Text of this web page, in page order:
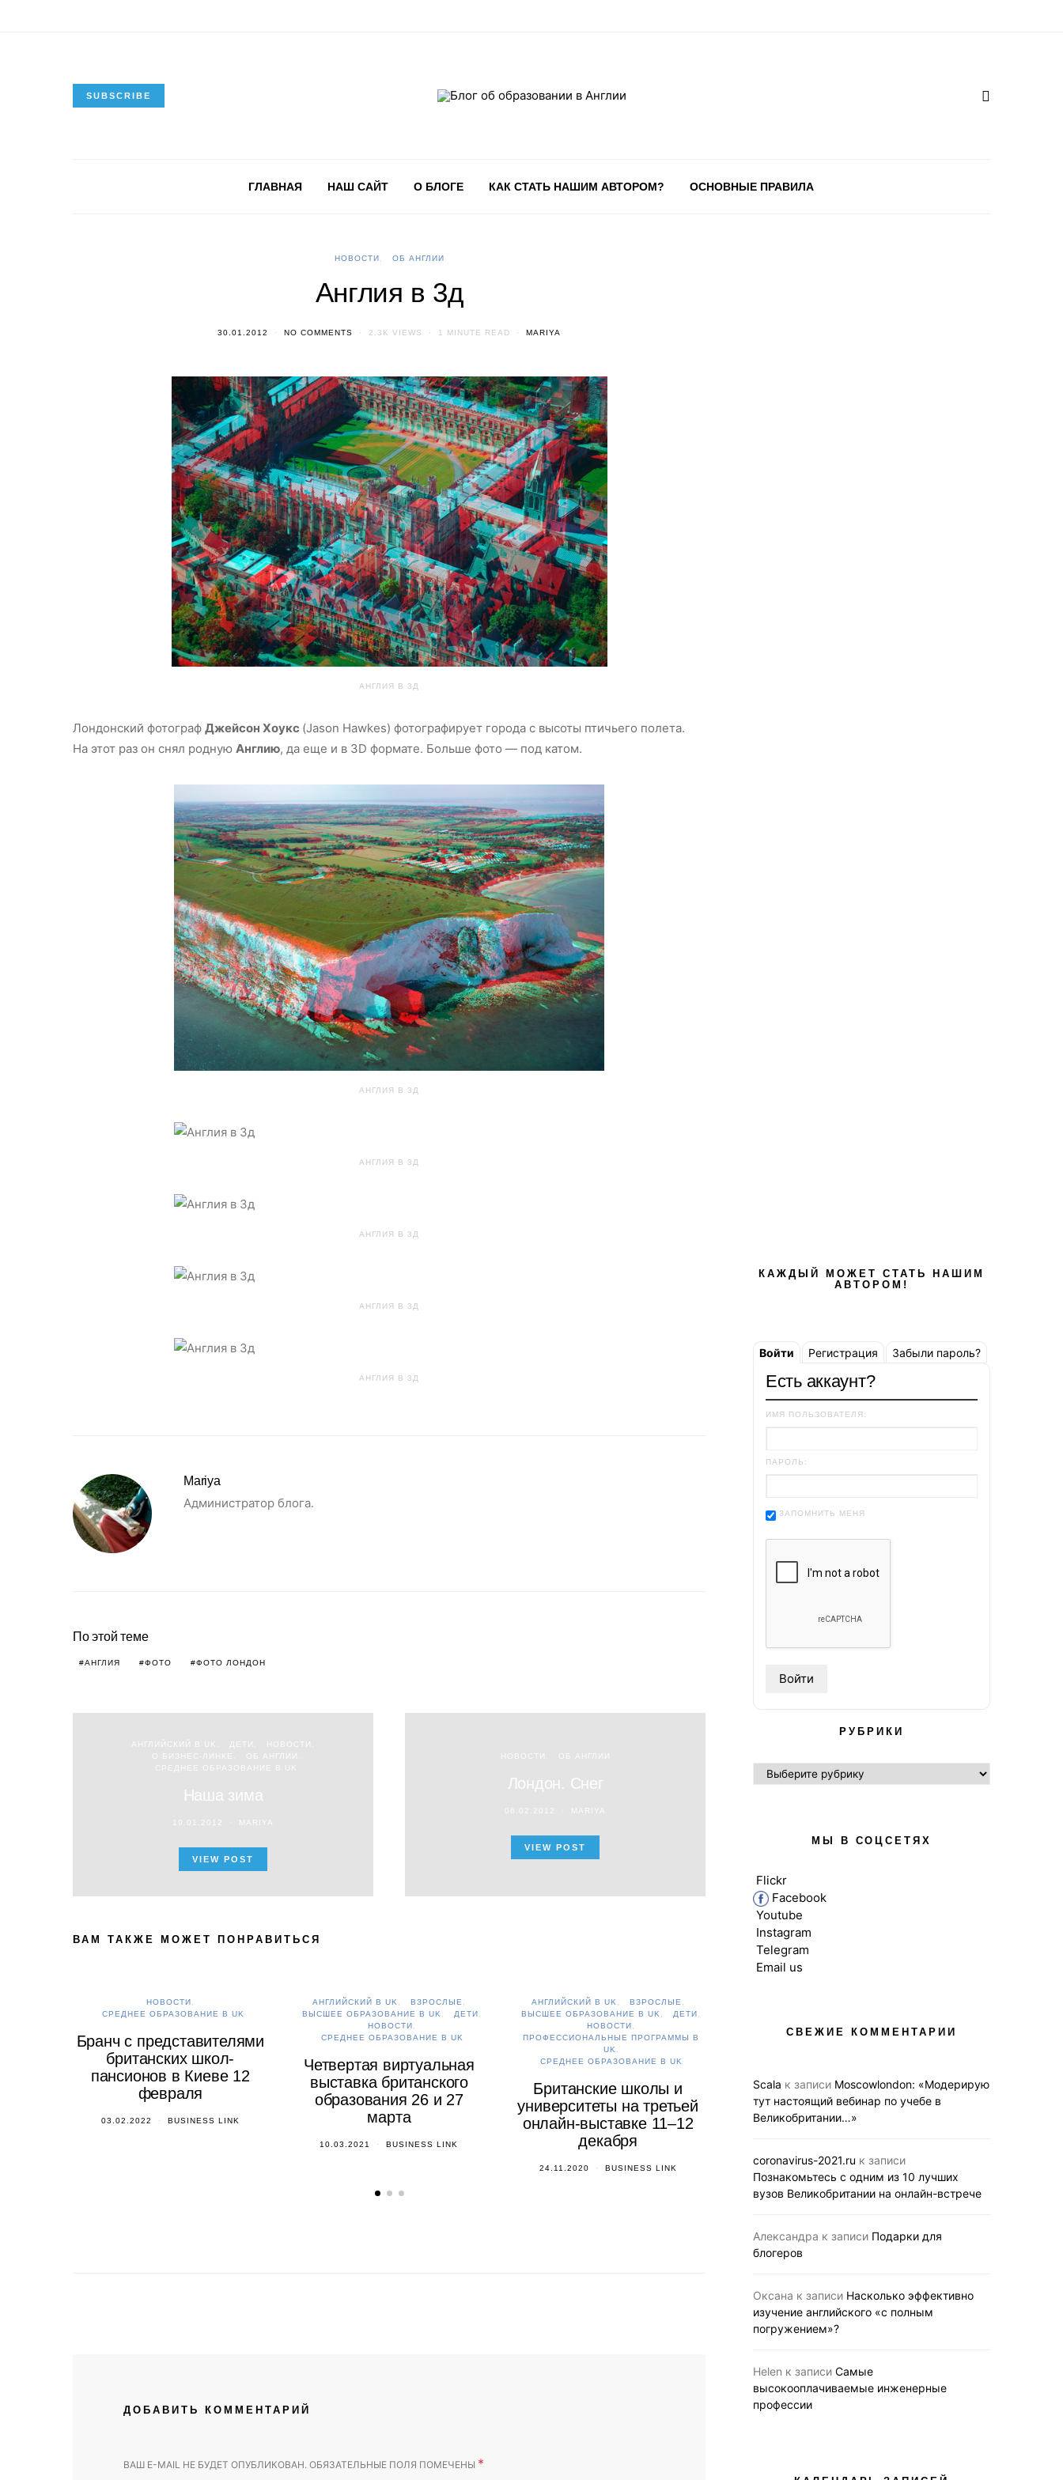
SUBSCRIBE
ГЛАВНАЯ НАШ САЙТ О БЛОГЕ КАК СТАТЬ НАШИМ АВТОРОМ? ОСНОВНЫЕ ПРАВИЛА
НОВОСТИ ОБ АНГЛИИ
Англия в 3д
30.01.2012 NO COMMENTS 2.3K VIEWS 1 MINUTE READ MARIYA
АНГЛИЯ В 3Д
Лондонский фотограф Джейсон Хоукс (Jason Hawkes) фотографирует города с высоты птичьего полета.
На этот раз он снял родную Англию, да еще и в 3D формате. Больше фото — под катом.
АНГЛИЯ В 3Д
АНГЛИЯ В 3Д
АНГЛИЯ В 3Д
АНГЛИЯ В 3Д
АНГЛИЯ В 3Д
Mariya
Администратор блога.
По этой теме
АНГЛИЯ ФОТО ФОТО ЛОНДОН
АНГЛИЙСКИЙ В UK ДЕТИ
О БИЗНЕС-ЛИНКЕ
ОБ АНГЛИИ
СРЕДНЕЕ ОБРАЗОВАНИЕ В UK
Наша зима
19.01.2012 MARIYA
VIEW POST
ОБ АНГЛИИ
Лондон. Снег
06.02.2012 MARIYA
VIEW POST
ВАМ ТАКЖЕ МОЖЕТ ПОНРАВИТЬСЯ
НОВОСТИ
СРЕДНЕЕ ОБРАЗОВАНИЕ В UK
Бранч с представителями
британских школ-
пансионов в Киеве 12
февраля
03.02.2022 BUSINESS LINK
АНГЛИЙСКИЙ В UK
ВЗРОСЛЫЕ
ВЫСШЕЕ ОБРАЗОВАНИЕ В UK
ДЕТИ
НОВОСТИ
СРЕДНЕЕ ОБРАЗОВАНИЕ В UK
Четвертая виртуальная
выставка британского
образования 26 и 27
марта
10.03.2021 BUSINESS LINK
АНГЛИЙСКИЙ В UK
ВЗРОСЛЫЕ
ВЫСШЕЕ ОБРАЗОВАНИЕ В UK
ДЕТИ
НОВОСТИ
ПРОФЕССИОНАЛЬНЫЕ ПРОГРАММЫ В
UK
СРЕДНЕЕ ОБРАЗОВАНИЕ В UK
Британские школы и
университеты на третьей
онлайн-выставке 11–12
декабря
24.11.2020 BUSINESS LINK
Вебинар 12 ноября для
образование в Лондоне
05.11.2020 BUSINESS LINK
на онлайн-
ДОБАВИТЬ КОММЕНТАРИЙ
ВАШ E-MAIL НЕ БУДЕТ ОПУБЛИКОВАН. ОБЯЗАТЕЛЬНЫЕ ПОЛЯ ПОМЕЧЕНЫ *
КАЖДЫЙ МОЖЕТ СТАТЬ НАШИМ
АВТОРОМ!
Войти Регистрация Забыли пароль?
Есть аккаунт?
ИМЯ ПОЛЬЗОВАТЕЛЯ:
ПАРОЛЬ:
ЗАПОМНИТЬ МЕНЯ
РУБРИКИ
РУБРИКИ
МЫ В СОЦСЕТЯХ
Flickr
Facebook
Youtube
Instagram
Telegram
Email us
СВЕЖИЕ КОММЕНТАРИИ
Scala к записи Moscowlondon: «Модерирую
тут настоящий вебинар по учебе в
Великобритании…»
coronavirus-2021.ru к записи
Познакомьтесь с одним из 10 лучших
вузов Великобритании на онлайн-встрече
Александра к записи Подарки для
блогеров
Оксана к записи Насколько эффективно
изучение английского «с полным
погружением»?
Helen к записи Самые
высокооплачиваемые инженерные
профессии